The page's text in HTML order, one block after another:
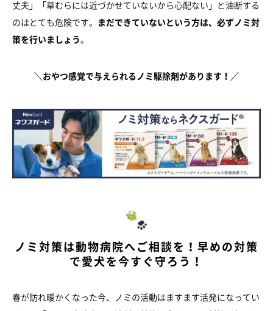
丈夫」「草むらには近づかせていないから心配ない」と油断する
のはとても危険です。 まだできていないという方は、必ずノミ対
策を行いましょう。
＼おやつ感覚で与えられるノミ駆除剤があります！／
ノミ対策は動物病院へご相談を！早めの対策
で愛犬を今すぐ守ろう！
春が訪れ暖かくなった今、ノミの活動はますます活発になってい